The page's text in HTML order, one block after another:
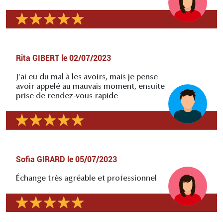
Rita GIBERT le 02/07/2023
J'ai eu du mal à les avoirs, mais je pense
avoir appelé au mauvais moment, ensuite
prise de rendez-vous rapide
Sofia GIRARD le 05/07/2023
Échange très agréable et professionnel